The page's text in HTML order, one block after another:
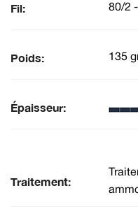
Fil: 80/2
Poids: 135
Épaisseur:
Traitement: